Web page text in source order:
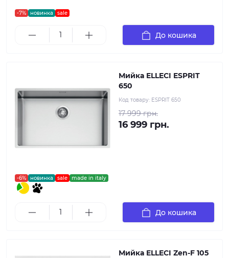
-7% новинка sale
До кошика
-6% новинка sale made in italy
Мийка ELLECI ESPRIT
650
Код товару: ESPRIT 650
17 999 грн.
16 999 грн.
До кошика
Мийка ELLECI Zen-F 105